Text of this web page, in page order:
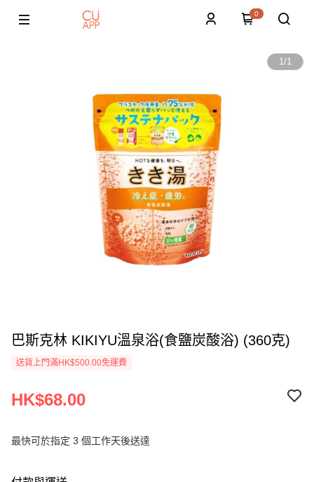
0
1/1
巴斯克林 KIKIYU溫泉浴(食鹽炭酸浴) (360克)
送貨上門滿HK$500.00免運費
HK$68.00
最快可於指定 3 個工作天後送達